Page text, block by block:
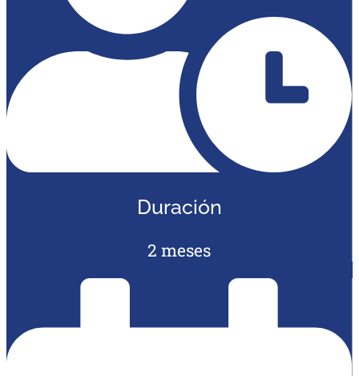
Duración
2 meses